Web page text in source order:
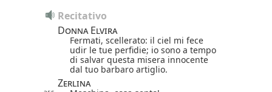
Recitativo
Donna Elvira
Fermati, scellerato: il ciel mi fece
udir le tue perfidie; io sono a tempo
di salvar questa misera innocente
dal tuo barbaro artiglio.
Zerlina